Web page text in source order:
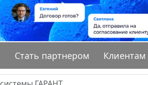
Стать партнером Клиентам